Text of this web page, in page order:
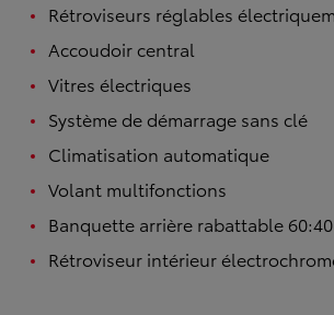
Rétroviseurs réglables
Accoudoir central
Vitres électriques
Système de démarrage sans clé
Climatisation automatique
Volant multifonctions
Banquette arrière rabattable 60:40
Rétroviseur intérieur